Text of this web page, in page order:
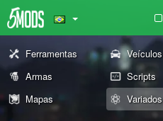
Ferramentas Veículos
Armas
Scripts
Mapas
Variados